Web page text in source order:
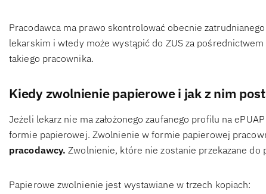
Pracodawca ma prawo skontrolować obecnie
lekarskim i wtedy może wystąpić do ZUS za
takiego pracownika.
Kiedy zwolnienie papierowe i jak z nim
Jeżeli lekarz nie ma założonego zaufanego profilu na
formie papierowej. Zwolnienie w formie papierowej
pracodawcy. Zwolnienie, które nie zostanie przekazane do
Papierowe zwolnienie jest wystawiane w trzech kopiach: